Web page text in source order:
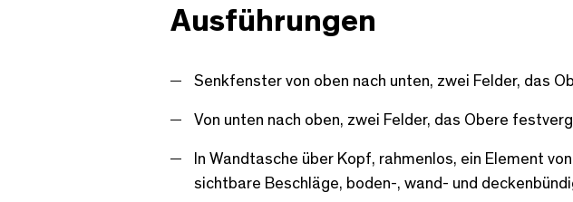
Ausführungen
Senkfenster von oben nach unten, zwei Felder, das
Von unten nach oben, zwei Felder, das Obere
In Wandtasche über Kopf, rahmenlos, ein Element
sichtbare Beschläge, boden-, wand- und